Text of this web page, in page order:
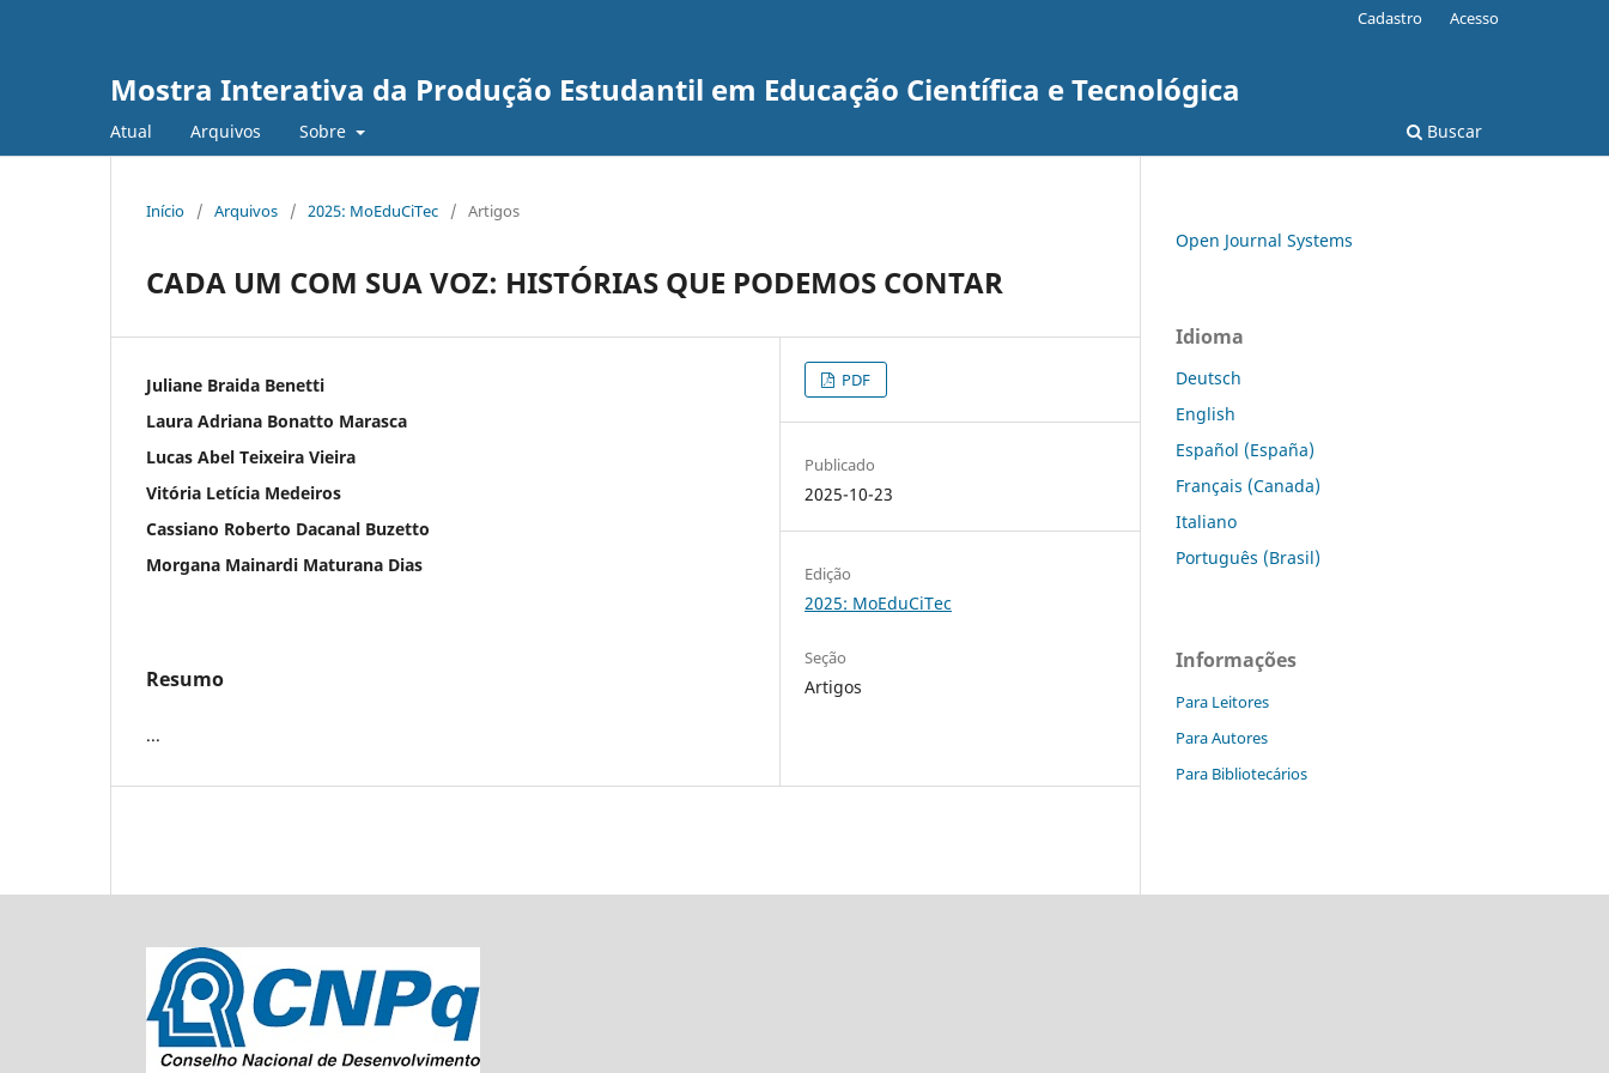
Mostra Interativa da Produção Estudantil em Educação Científica e Tecnológica
Atual Arquivos Sobre Buscar
Cadastro Acesso
Início / Arquivos / 2025: MoEduCiTec / Artigos
CADA UM COM SUA VOZ: HISTÓRIAS QUE PODEMOS CONTAR
Juliane Braida Benetti
Laura Adriana Bonatto Marasca
Lucas Abel Teixeira Vieira
Vitória Letícia Medeiros
Cassiano Roberto Dacanal Buzetto
Morgana Mainardi Maturana Dias
Resumo
...
PDF
Publicado
2025-10-23
Edição
2025: MoEduCiTec
Seção
Artigos
Open Journal Systems
Idioma
Deutsch
English
Español (España)
Français (Canada)
Italiano
Português (Brasil)
Informações
Para Leitores
Para Autores
Para Bibliotecários